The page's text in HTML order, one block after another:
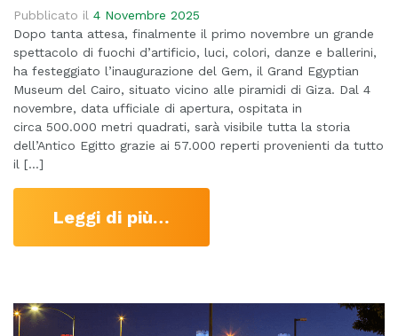
Pubblicato il 4 Novembre 2025
Dopo tanta attesa, finalmente il primo novembre un grande
spettacolo di fuochi d’artificio, luci, colori, danze e ballerini,
ha festeggiato l’inaugurazione del Gem, il Grand Egyptian
Museum del Cairo, situato vicino alle piramidi di Giza. Dal 4
novembre, data ufficiale di apertura, ospitata in
circa 500.000 metri quadrati, sarà visibile tutta la storia
dell’Antico Egitto grazie ai 57.000 reperti provenienti da tutto
il […]
Leggi di più…